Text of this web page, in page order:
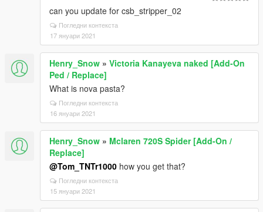
can you update for csb_stripper_02
Погледни контекста
17 януари 2021
Henry_Snow » Victoria Kanayeva naked [Add-On
Ped / Replace]
What is nova pasta?
Погледни контекста
16 януари 2021
Henry_Snow » Mclaren 720S Spider [Add-On /
Replace]
@Tom_TNTr1000 how you get that?
Погледни контекста
15 януари 2021